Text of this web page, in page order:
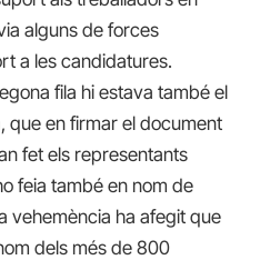
alguns de forces
a les candidatures.
fila hi estava també el
que en firmar el document
fet els representants
feia també en nom de
vehemència ha afegit que
dels més de 800